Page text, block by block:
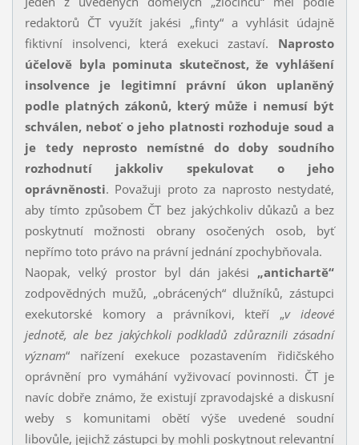
redaktorů ČT využít jakési „finty“ a vyhlásit údajně
fiktivní insolvenci, která exekuci zastaví. Naprosto
účelově byla pominuta skutečnost, že vyhlášení
insolvence je legitimní právní úkon uplaněný
podle platných zákonů, který může i nemusí být
schválen, neboť o jeho platnosti rozhoduje soud a
je tedy neprosto nemístné do doby soudního
rozhodnutí jakkoliv spekulovat o jeho
oprávněnosti. Považuji proto za naprosto nestydaté,
aby tímto způsobem ČT bez jakýchkoliv důkazů a bez
poskytnutí možnosti obrany osočených osob, byť
nepřímo toto právo na právní jednání zpochybňovala.
Naopak, velký prostor byl dán jakési „antichartě“
zodpovědných mužů, „obrácených“ dlužníků, zástupci
exekutorské komory a právníkovi, kteří „v ideové
jednotě, ale bez jakýchkoli podkladů zdůraznili zásadní
význam“ nařízení exekuce pozastavením řidičského
oprávnění pro vymáhání vyživovací povinnosti. ČT je
navíc dobře známo, že existují zpravodajské a diskusní
weby s komunitami obětí výše uvedené soudní
libovůle, jejichž zástupci by mohli poskytnout relevantní